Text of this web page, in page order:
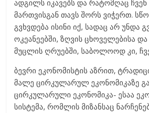
ადგილს იკავებს და რატომღაც ჩვენ
მართვისგან თავს შორს ვიჭერთ.
გვხვდება ისინი იქ, სადაც არ უნდა
ოკეანეებში, ზღვის ცხოველებისა
მუცლის ღრუებში, საბოლოოდ კი,
ბევრი ეკონომისტის აზრით,
მალე ცირკულარულ ეკონომიკაზე
ცირკულარული ეკონომიკა- ესაა
სისტემა, რომლის მიზანსაც